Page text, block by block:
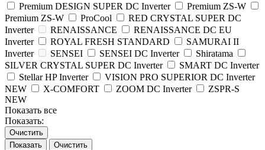
Premium DESIGN SUPER DC Inverter
Premium ZS-W
Premium ZS-W
ProCool
RED CRYSTAL SUPER DC
Inverter
RENAISSANCE
RENAISSANCE DC EU
Inverter
ROYAL FRESH STANDARD
SAMURAI II
Inverter
SENSEI SENSEI DC Inverter
Shiratama
SILVER CRYSTAL SUPER DC Inverter
SMART DC Inverter
Stellar HP Inverter
VISION PRO SUPERIOR DC Inverter
NEW
X-COMFORT ZOOM DC Inverter
ZSPR-S
NEW
Показать все
Показать:
Очистить
Очистить